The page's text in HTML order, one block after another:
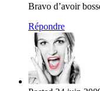
Bravo d’avoir
Répondre